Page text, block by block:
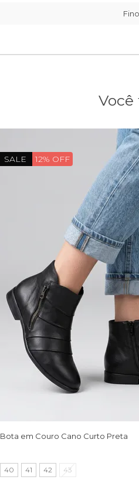
Fino
SALE 12% OFF
Bota em Couro Cano Curto Preta
40 41 42 43